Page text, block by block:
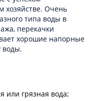
хозяйстве. Очень
типа воды в
перекачки
хорошие напорные
воды.
или грязная вода;